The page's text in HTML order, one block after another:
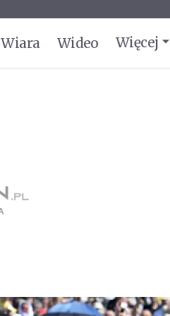
Wiara Wideo Więcej